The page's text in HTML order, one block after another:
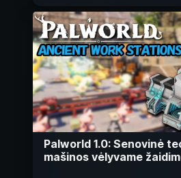
Palworld 1.0: Senovinė
mašinos vėlyvame